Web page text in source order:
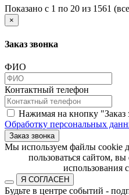
Показано с 1 по 20 из 1561
×
Заказ звонка
ФИО
Контактный телефон
Нажимая на кнопку "Заказ
Обработку персональных
Заказ звонка
​​​​​​​Мы используем файлы cookie
пользоваться сайтом,
использования
Я СОГЛАСЕН
Будьте в центре событий -